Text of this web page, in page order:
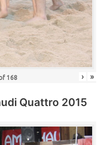
168 › »
Quattro 2015